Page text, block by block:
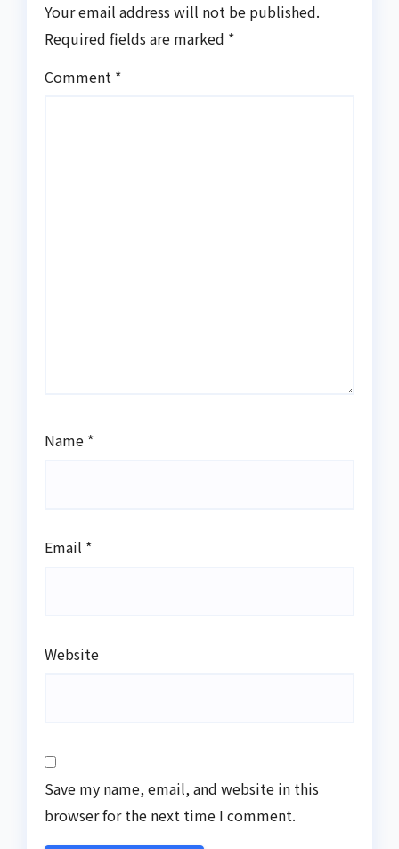
Your email address will not be published.
Required fields are marked *
Comment *
Name *
Email *
Website
Save my name, email, and website in this
browser for the next time I comment.